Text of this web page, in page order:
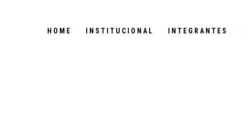
HOME INSTITUCIONAL INTEGRANTES